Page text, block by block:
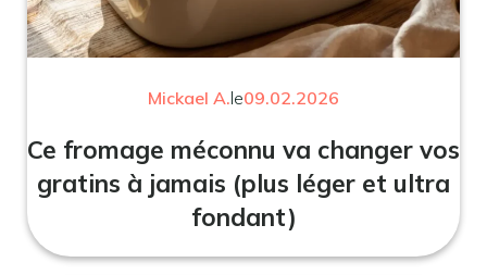
Mickael A.le09.02.2026
Ce fromage méconnu va changer vos
gratins à jamais (plus léger et ultra
fondant)